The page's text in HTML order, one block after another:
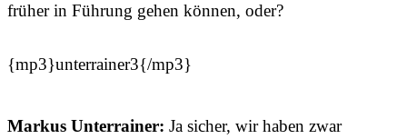
früher in Führung gehen können, oder?
{mp3}unterrainer3{/mp3}
Markus Unterrainer: Ja sicher, wir haben zwar